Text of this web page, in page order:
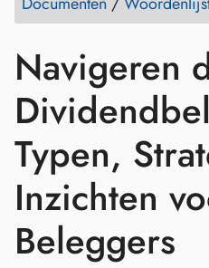
Navigeren
Typen,
Inzichten
Beleggers